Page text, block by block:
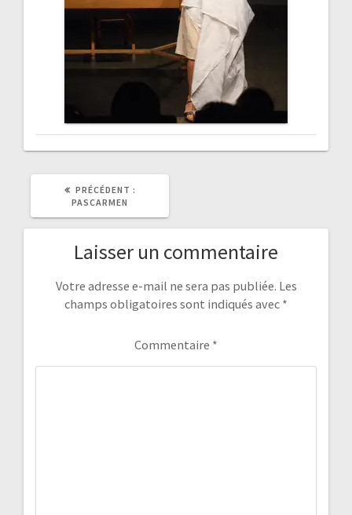
PRÉCÉDENT :
PASCARMEN
Laisser un commentaire
Votre adresse e-mail ne sera pas publiée. Les
champs obligatoires sont indiqués avec *
Commentaire *